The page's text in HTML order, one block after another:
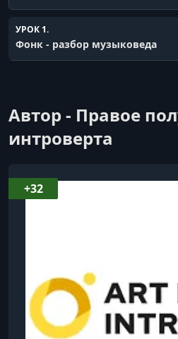
УРОК 1.
Фонк - разбор музыковеда
Автор - Правое
интроверта
+32